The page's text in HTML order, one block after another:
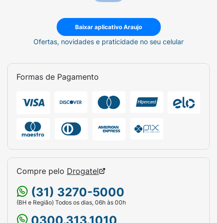
Baixar aplicativo Araujo
Ofertas, novidades e praticidade no seu celular
Formas de Pagamento
Compre pelo Drogatel
(31) 3270-5000
(BH e Região) Todos os dias, 06h às 00h